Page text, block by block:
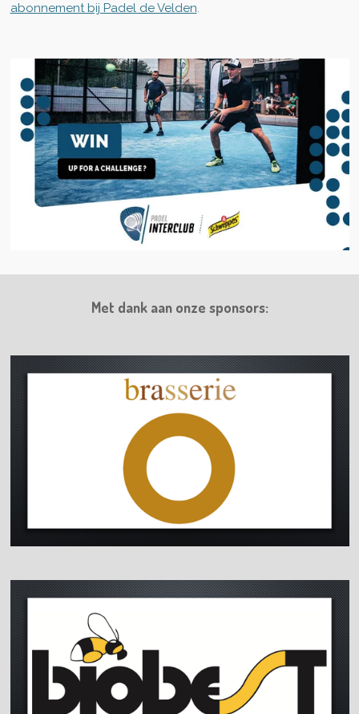
abonnement bij Padel de Velden.
Met dank aan onze sponsors: